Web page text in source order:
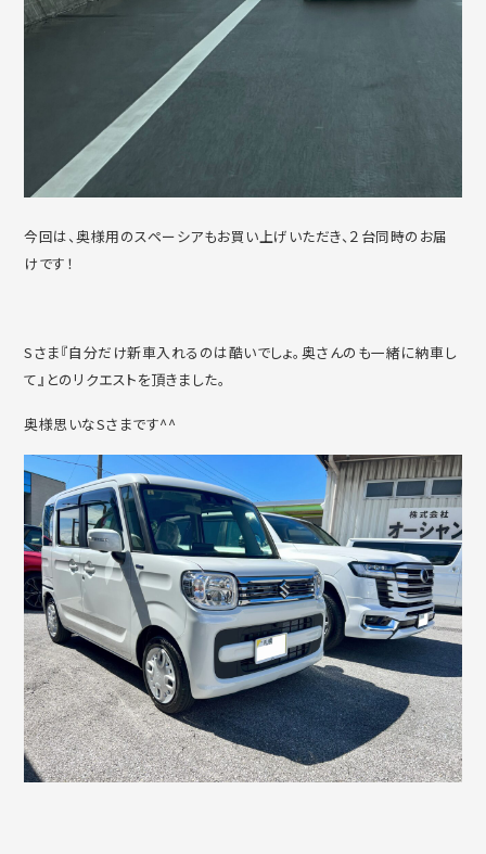
今回は、奥様用のスペーシアもお買い上げいただき、２台同時のお届
けです！
Sさま『自分だけ新車入れるのは酷いでしょ。奥さんのも一緒に納車し
て』とのリクエストを頂きました。
奥様思いなSさまです^^